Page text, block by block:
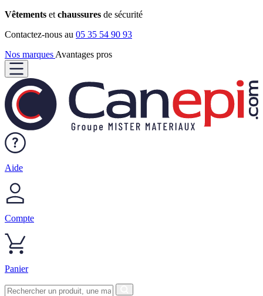
Vêtements et chaussures de sécurité
Contactez-nous au 05 35 54 90 93
Nos marques Avantages pros
Aide
Compte
Panier